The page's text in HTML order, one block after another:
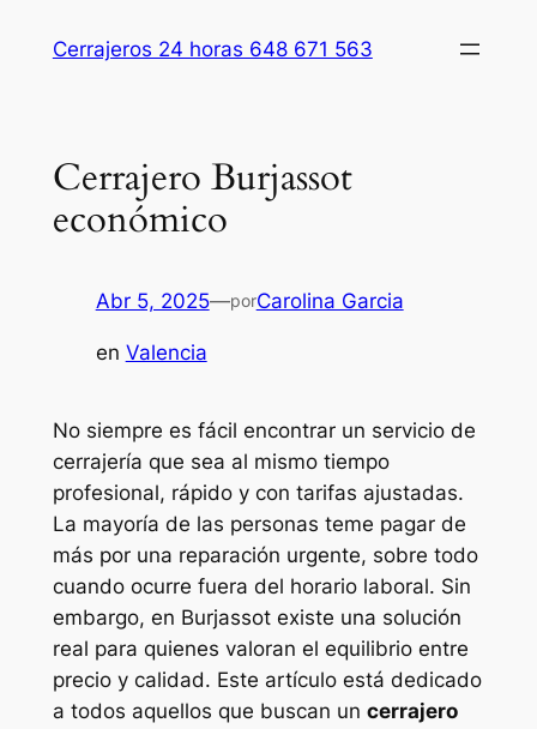
Cerrajeros 24 horas 648 671 563
Cerrajero Burjassot
económico
Abr 5, 2025—porCarolina Garcia
en Valencia
No siempre es fácil encontrar un servicio de
cerrajería que sea al mismo tiempo
profesional, rápido y con tarifas ajustadas.
La mayoría de las personas teme pagar de
más por una reparación urgente, sobre todo
cuando ocurre fuera del horario laboral. Sin
embargo, en Burjassot existe una solución
real para quienes valoran el equilibrio entre
precio y calidad. Este artículo está dedicado
a todos aquellos que buscan un cerrajero